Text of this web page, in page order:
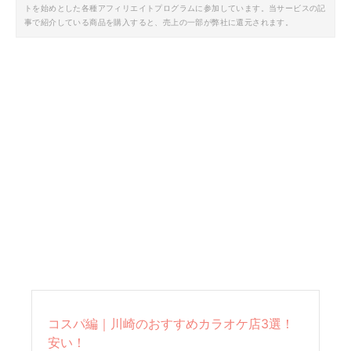
トを始めとした各種アフィリエイトプログラムに参加しています。当サービスの記
事で紹介している商品を購入すると、売上の一部が弊社に還元されます。
コスパ編｜川崎のおすすめカラオケ店3選！
安い！